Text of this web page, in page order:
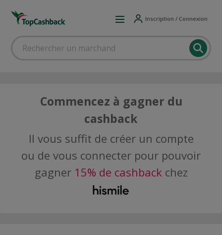
Inscription / Connexion
Commencez à gagner du
cashback
Il vous suffit de créer un compte
ou de vous connecter pour pouvoir
gagner 15% de cashbackchez